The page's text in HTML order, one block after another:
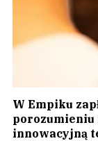
W Empiku
innowacyjną